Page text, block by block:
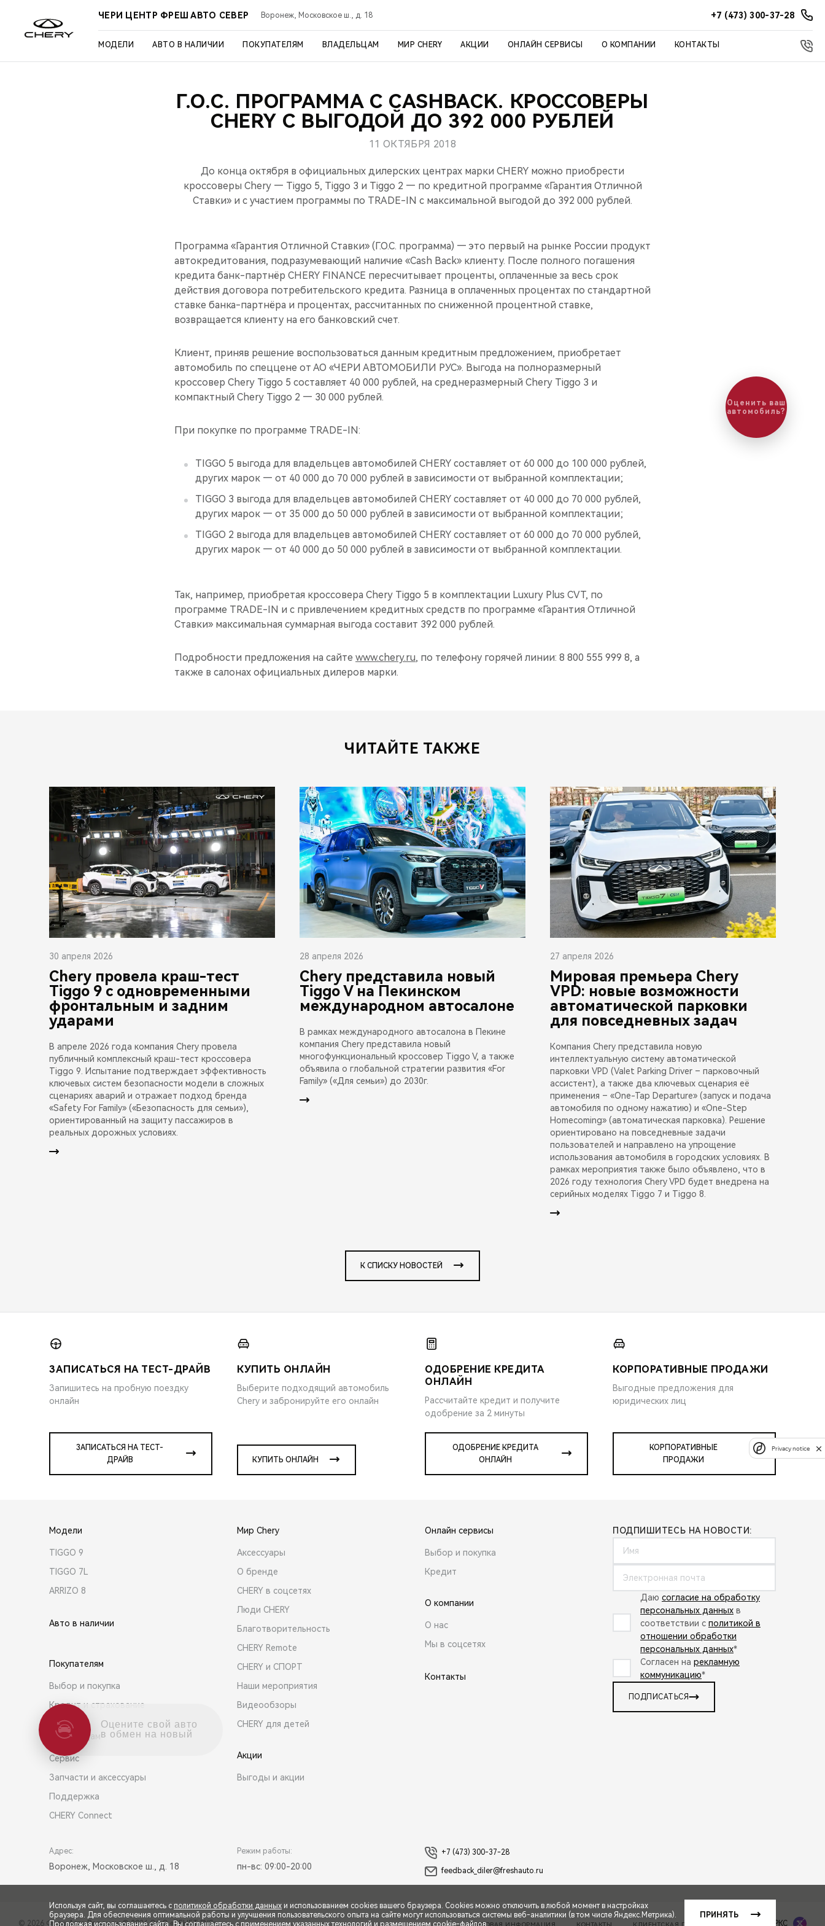
ЧЕРИ ЦЕНТР ФРЕШ АВТО СЕВЕР Воронеж, Московское ш., д. 18 +7 (473) 300-37-28
МОДЕЛИ АВТО В НАЛИЧИИ ПОКУПАТЕЛЯМ ВЛАДЕЛЬЦАМ МИР CHERY АКЦИИ ОНЛАЙН СЕРВИСЫ О КОМПАНИИ КОНТАКТЫ
Г.О.С. ПРОГРАММА С CASHBACK. КРОССОВЕРЫ
CHERY С ВЫГОДОЙ ДО 392 000 РУБЛЕЙ
11 ОКТЯБРЯ 2018
До конца октября в официальных дилерских центрах марки CHERY можно приобрести
кроссоверы Chery — Tiggo 5, Tiggo 3 и Tiggo 2 — по кредитной программе «Гарантия Oтличной
Cтавки» и с участием программы по TRADE-IN с максимальной выгодой до 392 000 рублей.
Программа «Гарантия Отличной Ставки» (Г.О.С. программа) — это первый на рынке России продукт
автокредитования, подразумевающий наличие «Cash Back» клиенту. После полного погашения
кредита банк-партнёр CHERY FINANCE пересчитывает проценты, оплаченные за весь срок
действия договора потребительского кредита. Разница в оплаченных процентах по стандартной
ставке банка-партнёра и процентах, рассчитанных по сниженной процентной ставке,
возвращается клиенту на его банковский счет.
Клиент, приняв решение воспользоваться данным кредитным предложением, приобретает
автомобиль по спеццене от АО «ЧЕРИ АВТОМОБИЛИ РУС». Выгода на полноразмерный
кроссовер Chery Tiggo 5 составляет 40 000 рублей, на среднеразмерный Chery Tiggo 3 и
компактный Chery Tiggo 2 — 30 000 рублей.
При покупке по программе TRADE-IN:
TIGGO 5 выгода для владельцев автомобилей CHERY составляет от 60 000 до 100 000 рублей,
других марок — от 40 000 до 70 000 рублей в зависимости от выбранной комплектации;
TIGGO 3 выгода для владельцев автомобилей CHERY составляет от 40 000 до 70 000 рублей,
других марок — от 35 000 до 50 000 рублей в зависимости от выбранной комплектации;
TIGGO 2 выгода для владельцев автомобилей CHERY составляет от 60 000 до 70 000 рублей,
других марок — от 40 000 до 50 000 рублей в зависимости от выбранной комплектации.
Так, например, приобретая кроссовера Chery Tiggo 5 в комплектации Luxury Plus CVT, по
программе TRADE-IN и с привлечением кредитных средств по программе «Гарантия Отличной
Ставки» максимальная суммарная выгода составит 392 000 рублей.
Подробности предложения на сайте www.chery.ru, по телефону горячей линии: 8 800 555 999 8, а
также в салонах официальных дилеров марки.
ЧИТАЙТЕ ТАКЖЕ
30 апреля 2026
Chery провела краш-тест
Tiggo 9 с одновременными
фронтальным и задним
ударами
В апреле 2026 года компания Chery провела
публичный комплексный краш-тест кроссовера
Tiggo 9. Испытание подтверждает эффективность
ключевых систем безопасности модели в сложных
сценариях аварий и отражает подход бренда
«Safety For Family» («Безопасность для семьи»),
ориентированный на защиту пассажиров в
реальных дорожных условиях.
28 апреля 2026
Chery представила новый
Tiggo V на Пекинском
международном автосалоне
В рамках международного автосалона в Пекине
компания Chery представила новый
многофункциональный кроссовер Tiggo V, а также
объявила о глобальной стратегии развития «For
Family» («Для семьи») до 2030г.
27 апреля 2026
Мировая премьера Chery
VPD: новые возможности
автоматической парковки
для повседневных задач
Компания Chery представила новую
интеллектуальную систему автоматической
парковки VPD (Valet Parking Driver – парковочный
ассистент), а также два ключевых сценария её
применения – «One-Tap Departure» (запуск и подача
автомобиля по одному нажатию) и «One-Step
Homecoming» (автоматическая парковка). Решение
ориентировано на повседневные задачи
пользователей и направлено на упрощение
использования автомобиля в городских условиях. В
рамках мероприятия также было объявлено, что в
2026 году технология Chery VPD будет внедрена на
серийных моделях Tiggo 7 и Tiggo 8.
К СПИСКУ НОВОСТЕЙ
ЗАПИСАТЬСЯ НА ТЕСТ-ДРАЙВ
Запишитесь на пробную поездку
онлайн
ЗАПИСАТЬСЯ НА ТЕСТ-
ДРАЙВ
КУПИТЬ ОНЛАЙН
Выберите подходящий автомобиль
Chery и забронируйте его онлайн
КУПИТЬ ОНЛАЙН
ОДОБРЕНИЕ КРЕДИТА
ОНЛАЙН
Рассчитайте кредит и получите
одобрение за 2 минуты
ОДОБРЕНИЕ КРЕДИТА
ОНЛАЙН
КОРПОРАТИВНЫЕ ПРОДАЖИ
Выгодные предложения для
юридических лиц
КОРПОРАТИВНЫЕ
ПРОДАЖИ
Модели
TIGGO 9
TIGGO 7L
ARRIZO 8
Авто в наличии
Покупателям
Выбор и покупка
Кредит и страхование
Владельцам
Сервис
Запчасти и аксессуары
Поддержка
CHERY Connect
Мир Chery
Аксессуары
О бренде
CHERY в соцсетях
Люди CHERY
Благотворительность
CHERY Remote
CHERY и СПОРТ
Наши мероприятия
Видеообзоры
CHERY для детей
Акции
Выгоды и акции
Онлайн сервисы
Выбор и покупка
Кредит
О компании
О нас
Мы в соцсетях
Контакты
ПОДПИШИТЕСЬ НА НОВОСТИ:
Даю согласие на обработку
персональных данных в
соответствии с политикой в
отношении обработки
персональных данных*
Согласен на рекламную
коммуникацию*
ПОДПИСАТЬСЯ
Адрес:
Воронеж, Московское ш., д. 18
Режим работы:
пн-вс: 09:00-20:00
+7 (473) 300-37-28
feedback_diler@freshauto.ru
© 2026 Фреш Авто Воронеж © 2026 ООО «ТЕНЕТ РУС» ПРАВОВАЯ ИНФОРМАЦИЯ КОНТАКТЫ КЛИЕНТСКАЯ ПОДДЕРЖКА Сделано в ПЕРКС
Используя сайт, вы соглашаетесь с политикой обработки данных и использованием cookies вашего браузера. Cookies можно отключить в любой момент в настройках
браузера. Для обеспечения оптимальной работы и улучшения пользовательского опыта на сайте могут использоваться системы веб-аналитики (в том числе Яндекс.Метрика).
Продолжая использование сайта, Вы соглашаетесь с применением указанных технологий и размещением cookie-файлов.
ПРИНЯТЬ
Оценить ваш
автомобиль?
Оцените свой авто
в обмен на новый
Privacy notice